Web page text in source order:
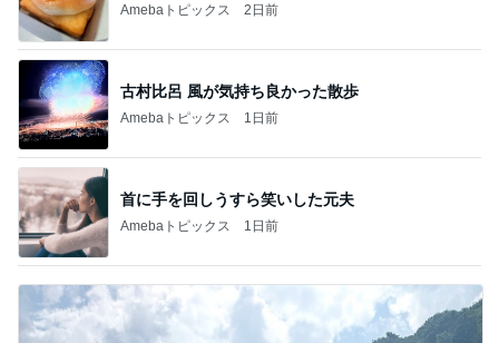
Amebaトピックス 2日前
古村比呂 風が気持ち良かった散歩
Amebaトピックス 1日前
首に手を回しうすら笑いした元夫
Amebaトピックス 1日前